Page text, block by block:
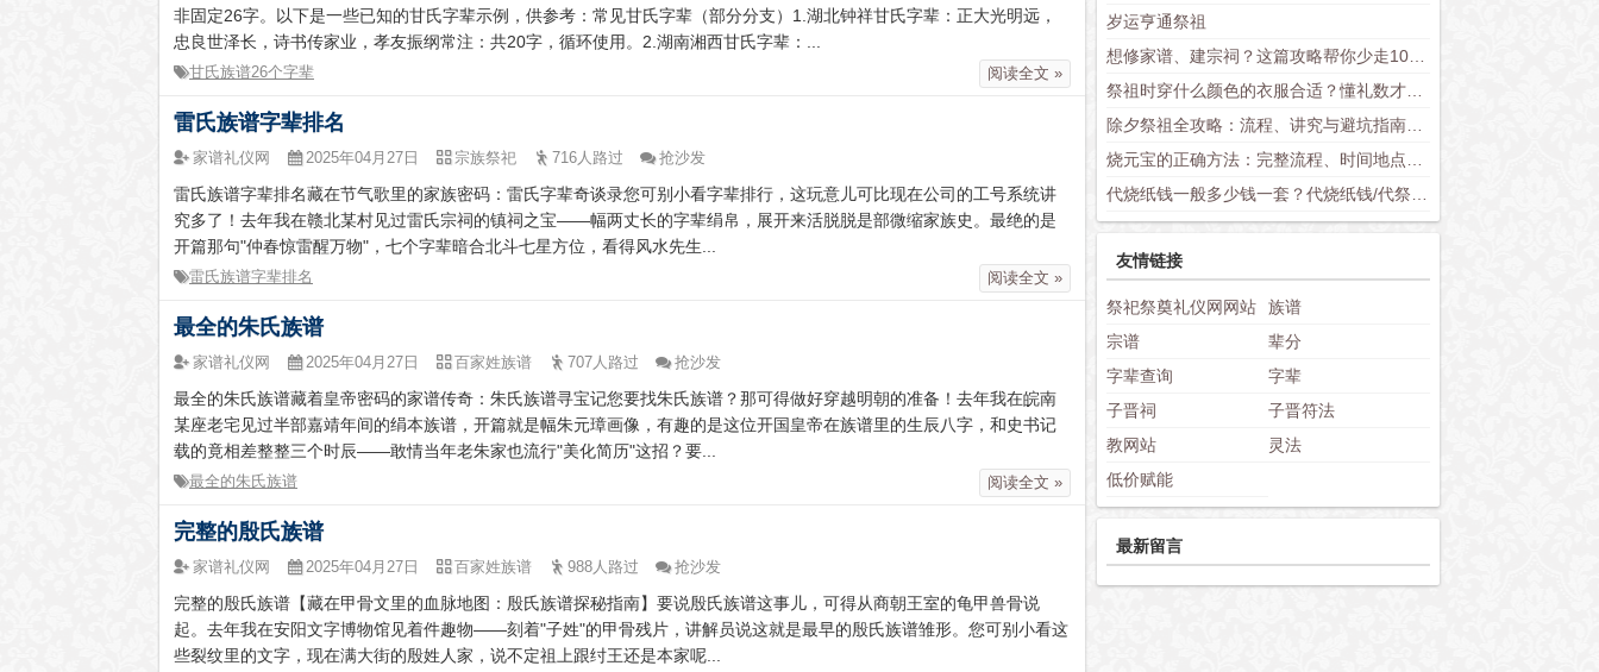
非固定26字。以下是一些已知的甘氏字辈示例，供参考：常见甘氏字辈（部分分支）1.湖北钟祥甘氏字辈：正大光明远，
忠良世泽长，诗书传家业，孝友振纲常注：共20字，循环使用。2.湖南湘西甘氏字辈：...
甘氏族谱26个字辈 阅读全文 »
雷氏族谱字辈排名
家谱礼仪网 2025年04月27日 宗族祭祀 716人路过 抢沙发
雷氏族谱字辈排名藏在节气歌里的家族密码：雷氏字辈奇谈录您可别小看字辈排行，这玩意儿可比现在公司的工号系统讲
究多了！去年我在赣北某村见过雷氏宗祠的镇祠之宝——幅两丈长的字辈绢帛，展开来活脱脱是部微缩家族史。最绝的是
开篇那句"仲春惊雷醒万物"，七个字辈暗合北斗七星方位，看得风水先生...
雷氏族谱字辈排名 阅读全文 »
最全的朱氏族谱
家谱礼仪网 2025年04月27日 百家姓族谱 707人路过 抢沙发
最全的朱氏族谱藏着皇帝密码的家谱传奇：朱氏族谱寻宝记您要找朱氏族谱？那可得做好穿越明朝的准备！去年我在皖南
某座老宅见过半部嘉靖年间的绢本族谱，开篇就是幅朱元璋画像，有趣的是这位开国皇帝在族谱里的生辰八字，和史书记
载的竟相差整整三个时辰——敢情当年老朱家也流行"美化简历"这招？要...
最全的朱氏族谱 阅读全文 »
完整的殷氏族谱
家谱礼仪网 2025年04月27日 百家姓族谱 988人路过 抢沙发
完整的殷氏族谱【藏在甲骨文里的血脉地图：殷氏族谱探秘指南】要说殷氏族谱这事儿，可得从商朝王室的龟甲兽骨说
起。去年我在安阳文字博物馆见着件趣物——刻着"子姓"的甲骨残片，讲解员说这就是最早的殷氏族谱雏形。您可别小看这
些裂纹里的文字，现在满大街的殷姓人家，说不定祖上跟纣王还是本家呢...
岁运亨通祭祖
友情链接
祭祀祭奠礼仪网网站
族谱
宗谱
辈分
字辈查询
字辈
子晋祠
子晋符法
教网站
灵法
低价赋能
最新留言